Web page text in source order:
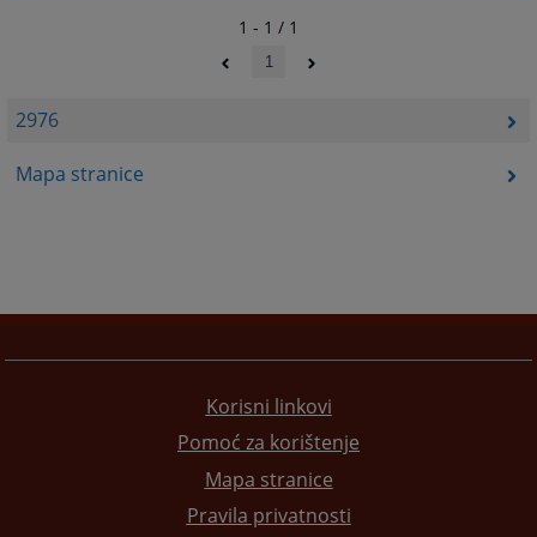
2976
Mapa stranice
1 - 1 / 1
1
Korisni linkovi
Pomoć za korištenje
Mapa stranice
Pravila privatnosti